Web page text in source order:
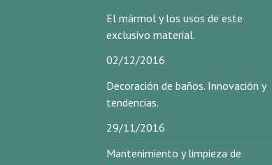
El mármol y los usos de este
exclusivo material.
02/12/2016
Decoración de baños. Innovación y
tendencias.
29/11/2016
Mantenimiento y limpieza de